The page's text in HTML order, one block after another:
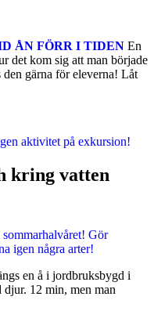
ÅN FÖRR I TIDEN En
det kom sig att man började
gärna för eleverna! Låt
aktivitet på exkursion!
kring vatten
Gör
igen några arter!
en å i jordbruksbygd i
djur. 12 min, men man